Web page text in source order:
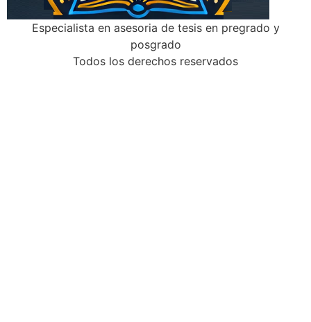
Especialista en asesoria de tesis en pregrado y
posgrado
Todos los derechos reservados